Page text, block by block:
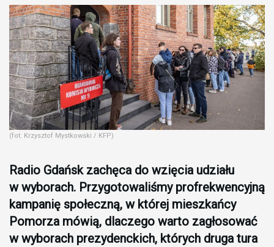
(fot. Krzysztof Mystkowski / KFP)
Radio Gdańsk zachęca do wzięcia udziału
w wyborach. Przygotowaliśmy profrekwencyjną
kampanię społeczną, w której mieszkańcy
Pomorza mówią, dlaczego warto zagłosować
w wyborach prezydenckich, których druga tura